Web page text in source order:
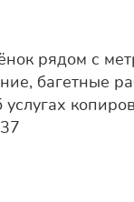
рядом с
багетные